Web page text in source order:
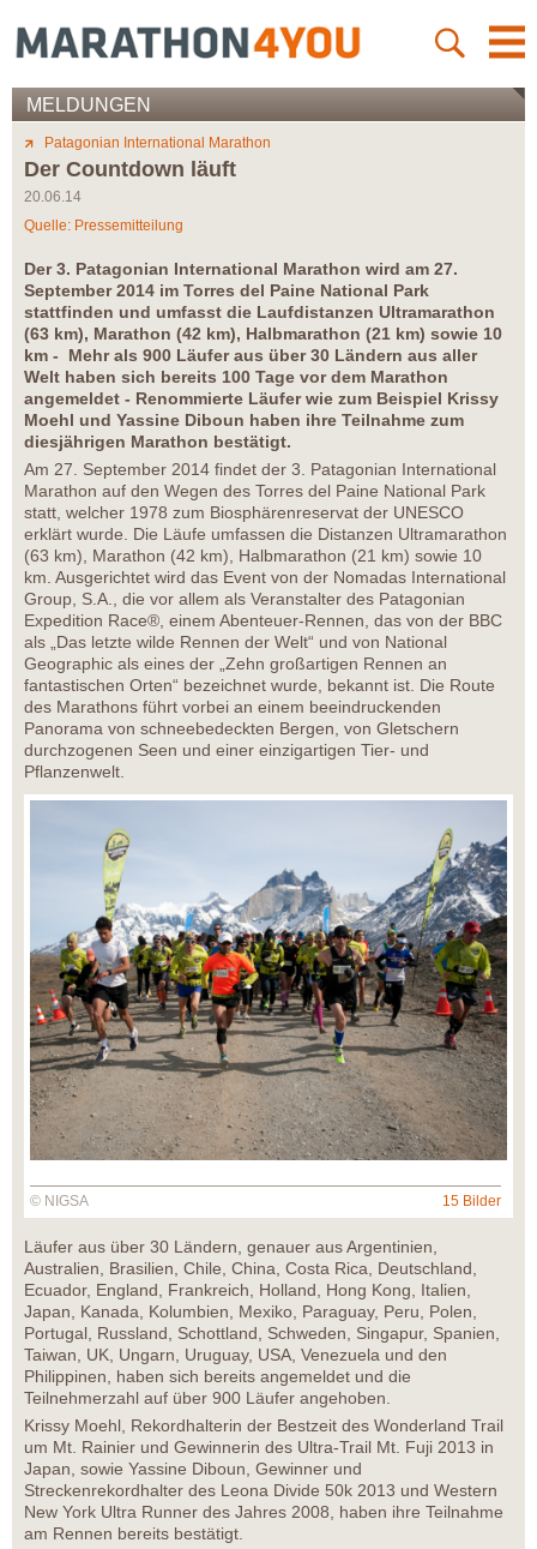
MELDUNGEN
Patagonian International Marathon
Der Countdown läuft
20.06.14
Quelle: Pressemitteilung
Der 3. Patagonian International Marathon wird am 27.
September 2014 im Torres del Paine National Park
stattfinden und umfasst die Laufdistanzen Ultramarathon
(63 km), Marathon (42 km), Halbmarathon (21 km) sowie 10
km - Mehr als 900 Läufer aus über 30 Ländern aus aller
Welt haben sich bereits 100 Tage vor dem Marathon
angemeldet - Renommierte Läufer wie zum Beispiel Krissy
Moehl und Yassine Diboun haben ihre Teilnahme zum
diesjährigen Marathon bestätigt.
Am 27. September 2014 findet der 3. Patagonian International
Marathon auf den Wegen des Torres del Paine National Park
statt, welcher 1978 zum Biosphärenreservat der UNESCO
erklärt wurde. Die Läufe umfassen die Distanzen Ultramarathon
(63 km), Marathon (42 km), Halbmarathon (21 km) sowie 10
km. Ausgerichtet wird das Event von der Nomadas International
Group, S.A., die vor allem als Veranstalter des Patagonian
Expedition Race®, einem Abenteuer-Rennen, das von der BBC
als „Das letzte wilde Rennen der Welt“ und von National
Geographic als eines der „Zehn großartigen Rennen an
fantastischen Orten“ bezeichnet wurde, bekannt ist. Die Route
des Marathons führt vorbei an einem beeindruckenden
Panorama von schneebedeckten Bergen, von Gletschern
durchzogenen Seen und einer einzigartigen Tier- und
Pflanzenwelt.
© NIGSA 15 Bilder
Läufer aus über 30 Ländern, genauer aus Argentinien,
Australien, Brasilien, Chile, China, Costa Rica, Deutschland,
Ecuador, England, Frankreich, Holland, Hong Kong, Italien,
Japan, Kanada, Kolumbien, Mexiko, Paraguay, Peru, Polen,
Portugal, Russland, Schottland, Schweden, Singapur, Spanien,
Taiwan, UK, Ungarn, Uruguay, USA, Venezuela und den
Philippinen, haben sich bereits angemeldet und die
Teilnehmerzahl auf über 900 Läufer angehoben.
Krissy Moehl, Rekordhalterin der Bestzeit des Wonderland Trail
um Mt. Rainier und Gewinnerin des Ultra-Trail Mt. Fuji 2013 in
Japan, sowie Yassine Diboun, Gewinner und
Streckenrekordhalter des Leona Divide 50k 2013 und Western
New York Ultra Runner des Jahres 2008, haben ihre Teilnahme
am Rennen bereits bestätigt.